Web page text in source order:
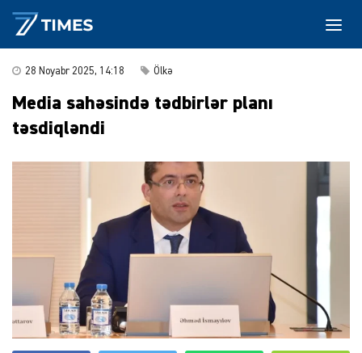
28 Noyabr 2025, 14:18 Ölkə
Media sahəsində tədbirlər planı
təsdiqləndi